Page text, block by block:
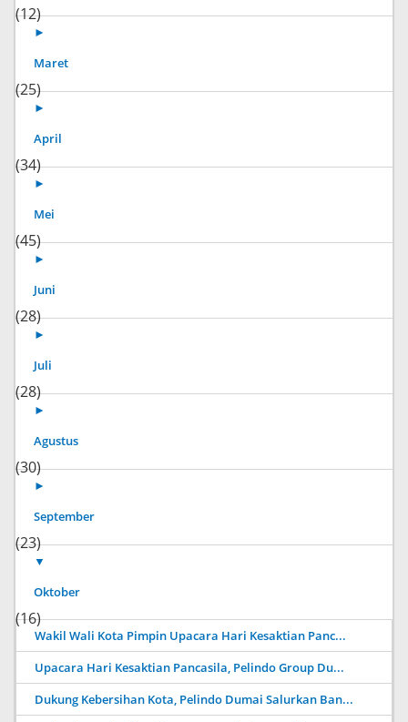
(12)
►
Maret
(25)
►
April
(34)
►
Mei
(45)
►
Juni
(28)
►
Juli
(28)
►
Agustus
(30)
►
September
(23)
▼
Oktober
(16)
Wakil Wali Kota Pimpin Upacara Hari Kesaktian Panc...
Upacara Hari Kesaktian Pancasila, Pelindo Group Du...
Dukung Kebersihan Kota, Pelindo Dumai Salurkan Ban...